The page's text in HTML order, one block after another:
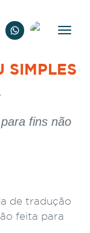
SIMPLES
fins não
de tradução
feita para